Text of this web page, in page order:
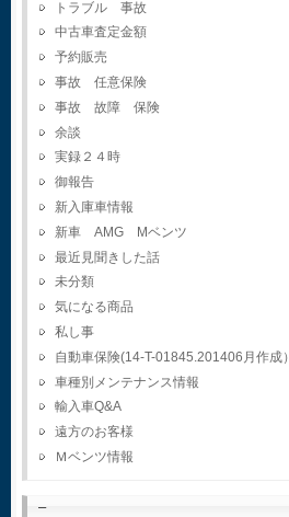
トラブル 事故
中古車査定金額
予約販売
事故 任意保険
事故 故障 保険
余談
実録２４時
御報告
新入庫車情報
新車 AMG Mベンツ
最近見聞きした話
未分類
気になる商品
私し事
自動車保険(14-T-01845.201406月作成）
車種別メンテナンス情報
輸入車Q&A
遠方のお客様
Ｍベンツ情報
–